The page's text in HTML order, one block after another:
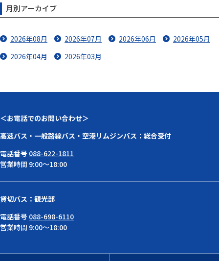
月別アーカイブ
2026年08月 2026年07月 2026年06月
2026年05月
2026年04月
2026年03月
＜お電話でのお問い合わせ＞
高速バス・一般路線バス・空港リムジンバス：総合受付
電話番号 088-622-1811
営業時間 9:00～18:00
貸切バス：観光部
電話番号 088-698-6110
営業時間 9:00～18:00